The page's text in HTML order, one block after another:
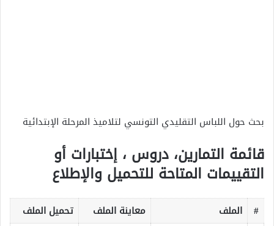
بحث حول اللباس التقليدي التونسي لتلاميذ المرحلة الإبتدائية
قائمة التمارين، دروس ، إختبارات أو
التقييمات المتاحة للتحميل والإطلاع
# الملف معاينة الملف
تحميل الملف